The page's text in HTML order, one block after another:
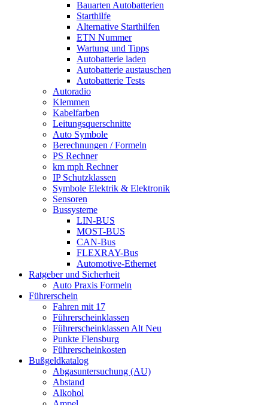
Bauarten Autobatterien
Starthilfe
Alternative Starthilfen
ETN Nummer
Wartung und Tipps
Autobatterie laden
Autobatterie austauschen
Autobatterie Tests
Autoradio
Klemmen
Kabelfarben
Leitungsquerschnitte
Auto Symbole
Berechnungen / Formeln
PS Rechner
km mph Rechner
IP Schutzklassen
Symbole Elektrik & Elektronik
Sensoren
Bussysteme
LIN-BUS
MOST-BUS
CAN-Bus
FLEXRAY-Bus
Automotive-Ethernet
Ratgeber und Sicherheit
Auto Praxis Formeln
Führerschein
Fahren mit 17
Führerscheinklassen
Führerscheinklassen Alt Neu
Punkte Flensburg
Führerscheinkosten
Bußgeldkatalog
Abgasuntersuchung (AU)
Abstand
Alkohol